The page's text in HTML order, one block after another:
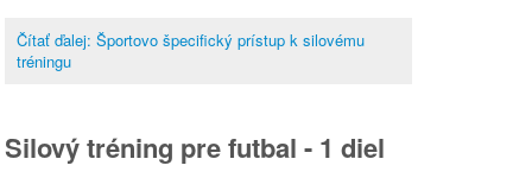
Čítať ďalej: Športovo špecifický prístup k silovému
tréningu
Silový tréning pre futbal - 1 diel